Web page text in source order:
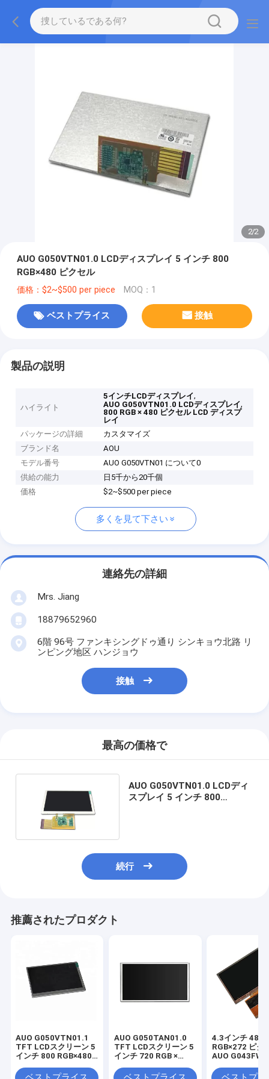
2/2
AUO G050VTN01.0 LCDディスプレイ 5 インチ 800
RGB×480 ピクセル
価格：$2~$500 per piece MOQ：1
ベストプライス 接触
製品の説明
ハイライト
5インチLCDディスプレイ,
AUO G050VTN01.0 LCDディスプレイ,
800 RGB × 480 ピクセル LCD ディスプ
レイ
パッケージの詳細
カスタマイズ
ブランド名
AOU
モデル番号
AUO G050VTN01 について0
供給の能力
日5千から20千個
価格
$2~$500 per piece
多くを見て下さい
連絡先の詳細
Mrs. Jiang
18879652960
6階 96号 ファンキシングドゥ通り シンキョウ北路 リ
ンピング地区 ハンジョウ
接触
最高の価格で
AUO G050VTN01.0 LCDディ
スプレイ 5 インチ 800
続行
推薦されたプロダクト
AUO G050VTN01.1
TFT LCDスクリーン 5
インチ 800 RGB×480
AUO G050TAN01.0
TFT LCDスクリーン 5
インチ 720 RGB ×
4.3インチ 480
RGB×272 ピク
AUO